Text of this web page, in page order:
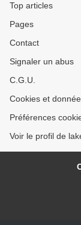
Top articles
Pages
Contact
Signaler un abus
C.G.U.
Cookies et
Préférences
Voir le profil de